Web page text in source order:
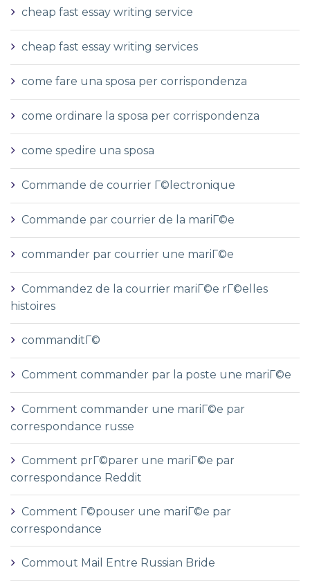
cheap fast essay writing service
cheap fast essay writing services
come fare una sposa per corrispondenza
come ordinare la sposa per corrispondenza
come spedire una sposa
Commande de courrier Г©lectronique
Commande par courrier de la mariГ©e
commander par courrier une mariГ©e
Commandez de la courrier mariГ©e rГ©elles
histoires
commanditГ©
Comment commander par la poste une mariГ©e
Comment commander une mariГ©e par
correspondance russe
Comment prГ©parer une mariГ©e par
correspondance Reddit
Comment Г©pouser une mariГ©e par
correspondance
Commout Mail Entre Russian Bride